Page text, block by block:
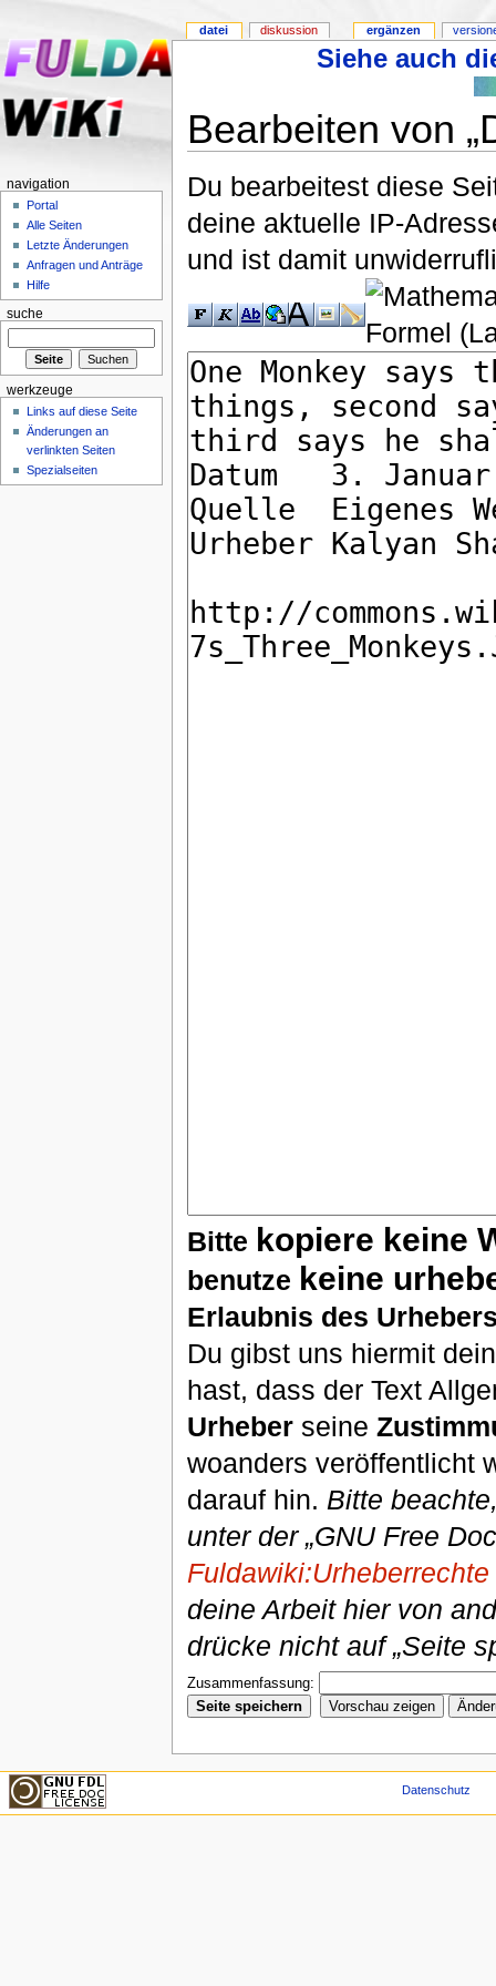
Siehe auch
Bearbeiten von
Du bearbeitest diese
deine aktuelle IP-
und ist damit
Bitte kopiere keine
benutze keine
Erlaubnis des
Du gibst uns hiermit
hast, dass der Text
Urheberseine
woanders veröffentlicht
darauf hin. Bitte
unter der „GNU Free
Fuldawiki:Urheberrechte
deine Arbeit hier von
drücke nicht auf „Seite
Zusammenfassung:
datei diskussion ergänzen
navigation
Portal
Alle Seiten
Letzte Änderungen
Anfragen und Anträge
Hilfe
suche
werkzeuge
Links auf diese Seite
Änderungen an
verlinkten Seiten
Spezialseiten
Datenschutz